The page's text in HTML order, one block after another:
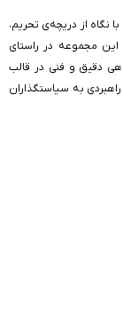
از دریچه‌ی تحریم،
این مجموعه در راستای
دقیق و فنی در قالب
به سیاستگذاران